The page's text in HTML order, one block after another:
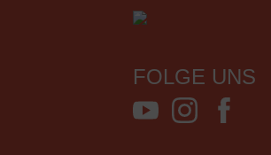
FOLGE UNS